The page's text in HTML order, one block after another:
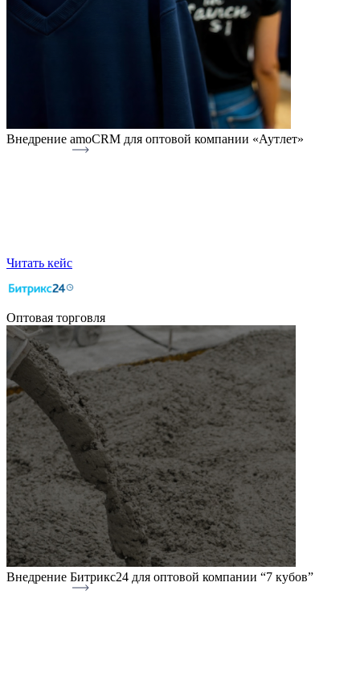
Внедрение amoCRM для оптовой компании «Аутлет»
Читать кейс
Оптовая торговля
Внедрение Битрикс24 для оптовой компании “7 кубов”